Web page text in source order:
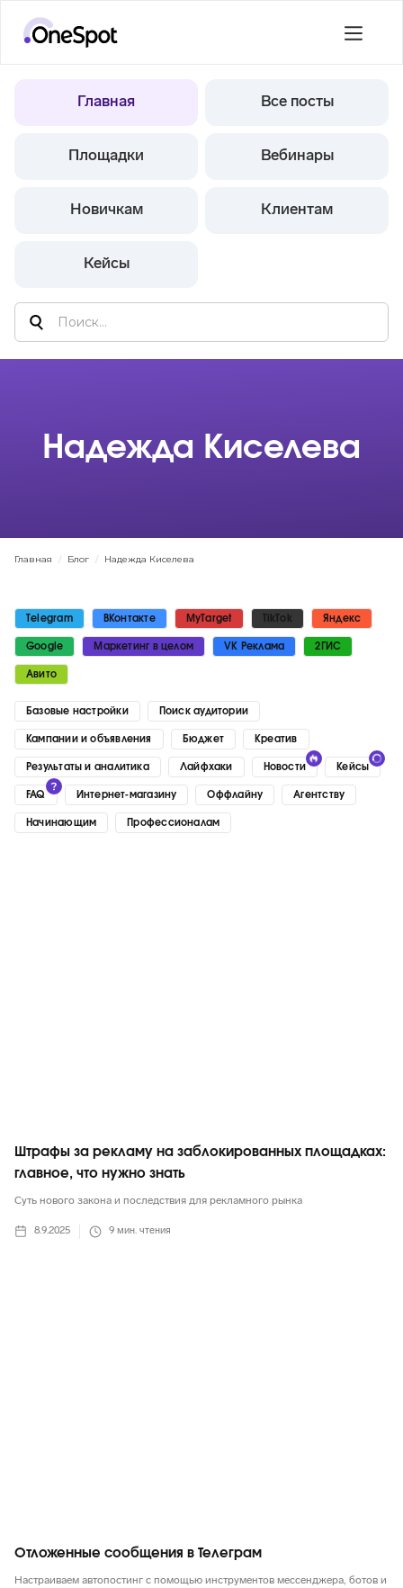
Главная Все посты
Площадки Вебинары
Новичкам Клиентам
Кейсы
Надежда Киселева
Главная / Блог / Надежда Киселева
Telegram ВКонтакте MyTarget TikTok Яндекс
Google Маркетинг в целом VK Реклама 2ГИС
Авито
Базовые настройки Поиск аудитории
Кампании и объявления Бюджет Креатив
Результаты и аналитика Лайфхаки Новости Кейсы
FAQ Интернет-магазину Оффлайну Агентству
Начинающим Профессионалам
Штрафы за рекламу на заблокированных площадках:
главное, что нужно знать
Суть нового закона и последствия для рекламного рынка
8.9.2025 9 мин. чтения
Отложенные сообщения в Телеграм
Настраиваем автопостинг с помощью инструментов мессенджера, ботов и